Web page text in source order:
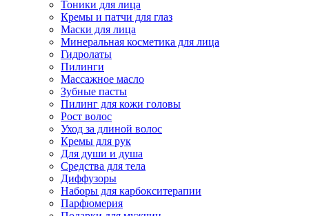
Тоники для лица
Кремы и патчи для глаз
Маски для лица
Минеральная косметика для лица
Гидролаты
Пилинги
Массажное масло
Зубные пасты
Пилинг для кожи головы
Рост волос
Уход за длиной волос
Кремы для рук
Для души и душа
Средства для тела
Диффузоры
Наборы для карбокситерапии
Парфюмерия